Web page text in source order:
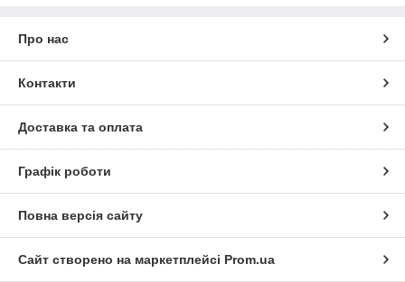
Про нас
Контакти
Доставка та оплата
Графік роботи
Повна версія сайту
Сайт створено на маркетплейсі Prom.ua